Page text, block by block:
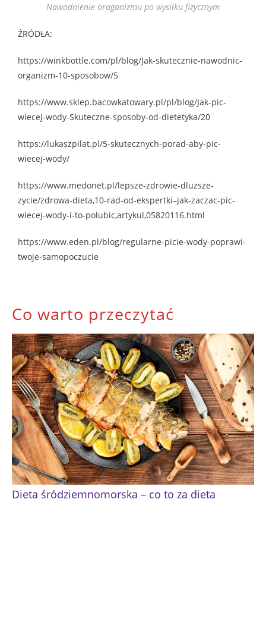
Nawodnienie oraganizmu po wysiłku fizycznym
ŹRÓDŁA:
https://winkbottle.com/pl/blog/Jak-skutecznie-nawodnic-
organizm-10-sposobow/5
https://www.sklep.bacowkatowary.pl/pl/blog/Jak-pic-
wiecej-wody-Skuteczne-sposoby-od-dietetyka/20
https://lukaszpilat.pl/5-skutecznych-porad-aby-pic-
wiecej-wody/
https://www.medonet.pl/lepsze-zdrowie-dluzsze-
zycie/zdrowa-dieta,10-rad-od-ekspertki–jak-zaczac-pic-
wiecej-wody-i-to-polubic,artykul,05820116.html
https://www.eden.pl/blog/regularne-picie-wody-poprawi-
twoje-samopoczucie
Co warto przeczytać
Dieta śródziemnomorska – co to za dieta